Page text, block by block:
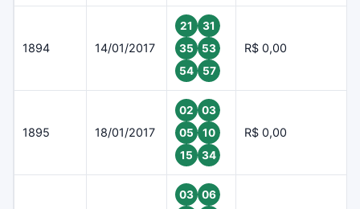
1894 14/01/2017
21
31
35
53
54
57
R$ 0,00
1895 18/01/2017
02
03
05
10
15
34
R$ 0,00
03
06